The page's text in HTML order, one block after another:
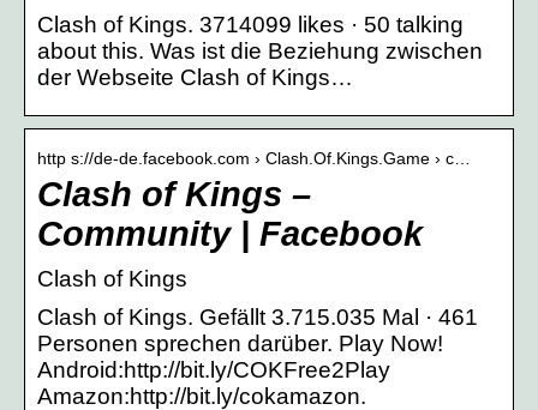
Clash of Kings. 3714099 likes · 50 talking
about this. Was ist die Beziehung zwischen
der Webseite Clash of Kings…
http s://de-de.facebook.com › Clash.Of.Kings.Game › c…
Clash of Kings –
Community | Facebook
Clash of Kings
Clash of Kings. Gefällt 3.715.035 Mal · 461
Personen sprechen darüber. Play Now!
Android:http://bit.ly/COKFree2Play
Amazon:http://bit.ly/cokamazon.